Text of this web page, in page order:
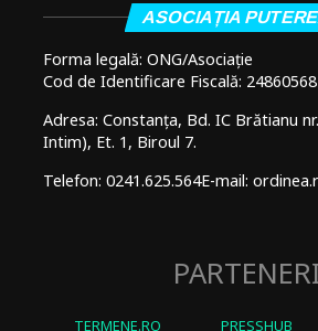
ASOCIAȚIA
Forma legală: ONG/Asociație
Cod de Identificare Fiscală: 24860568
Adresa: Constanța, Bd. IC Brătianu
Intim), Et. 1, Biroul 7.
Telefon: 0241.625.564E-mail:
TERMENE.RO PRESSHUB